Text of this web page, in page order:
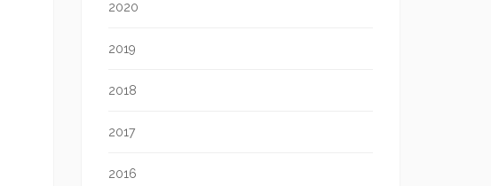
2020
2019
2018
2017
2016